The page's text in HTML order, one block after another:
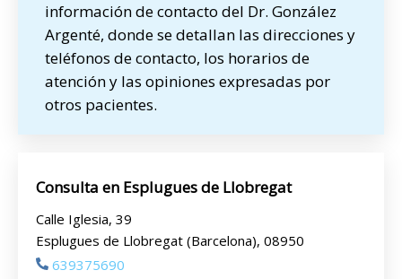
información de contacto del Dr. González
Argenté, donde se detallan las direcciones y
teléfonos de contacto, los horarios de
atención y las opiniones expresadas por
otros pacientes.
Consulta en Esplugues de Llobregat
Calle Iglesia, 39
Esplugues de Llobregat (Barcelona), 08950
639375690